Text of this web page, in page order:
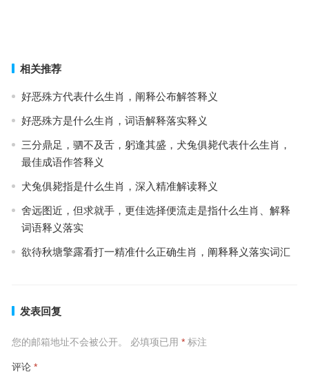
相关推荐
好恶殊方代表什么生肖，阐释公布解答释义
好恶殊方是什么生肖，词语解释落实释义
三分鼎足，驷不及舌，躬逢其盛，犬兔俱毙代表什么生肖，
最佳成语作答释义
犬兔俱毙指是什么生肖，深入精准解读释义
舍远图近，但求就手，更佳选择便流走是指什么生肖、解释
词语释义落实
欲待秋塘擎露看打一精准什么正确生肖，阐释释义落实词汇
发表回复
您的邮箱地址不会被公开。 必填项已用 *标注
评论 *